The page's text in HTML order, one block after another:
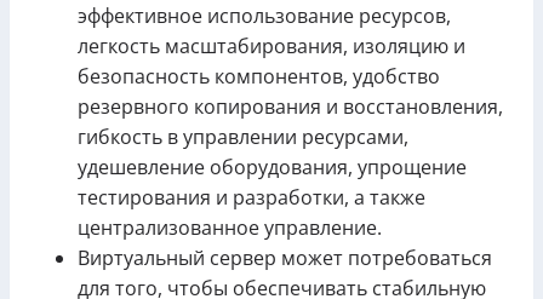
эффективное использование ресурсов,
легкость масштабирования, изоляцию и
безопасность компонентов, удобство
резервного копирования и восстановления,
гибкость в управлении ресурсами,
удешевление оборудования, упрощение
тестирования и разработки, а также
централизованное управление.
Виртуальный сервер может потребоваться
для того, чтобы обеспечивать стабильную